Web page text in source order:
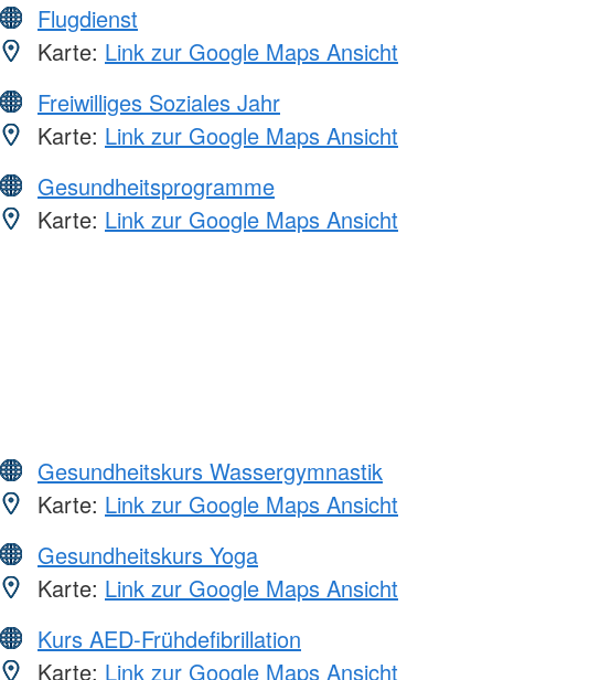
Flugdienst
Karte: Link zur Google Maps Ansicht
Freiwilliges Soziales Jahr
Karte: Link zur Google Maps Ansicht
Gesundheitsprogramme
Karte: Link zur Google Maps Ansicht
Gesundheitskurs Wassergymnastik
Karte: Link zur Google Maps Ansicht
Gesundheitskurs Yoga
Karte: Link zur Google Maps Ansicht
Kurs AED-Frühdefibrillation
Karte: Link zur Google Maps Ansicht